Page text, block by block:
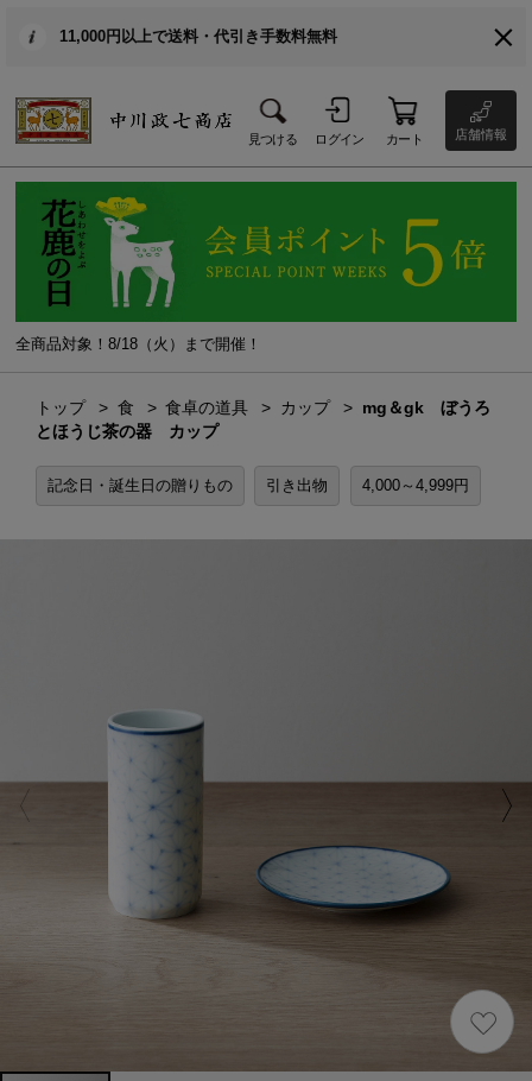
11,000円以上で送料・代引き手数料無料
見つける ログイン カート 店舗情報
全商品対象！8/18（火）まで開催！
トップ 食 食卓の道具 カップ
mg＆gk ぼうろ
とほうじ茶の器 カップ
記念日・誕生日の贈りもの 引き出物 4,000～4,999円